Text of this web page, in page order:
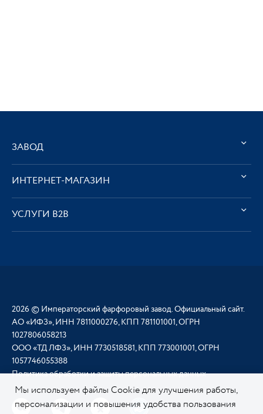
ЗАВОД
ИНТЕРНЕТ-МАГАЗИН
УСЛУГИ В2В
2026 © Императорский фарфоровый завод. Официальный сайт.
АО «ИФЗ», ИНН 7811000276, КПП 781101001, ОГРН
1027806058213
ООО «ТД ЛФЗ», ИНН 7730518581, КПП 773001001, ОГРН
1057746055388
Политика обработки и защиты персональных данных
Мы используем файлы Cookie для улучшения работы,
персонализации и повышения удобства пользования